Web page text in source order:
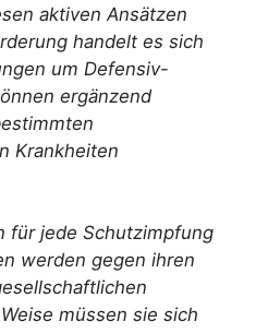
aktiven Ansätzen
handelt es sich
um Defensiv-
ergänzend
Krankheiten
für jede Schutzimpfung
werden gegen ihren
müssen sie sich